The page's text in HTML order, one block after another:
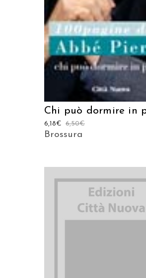
Chi può dormire in
6,50€
6,18€
Brossura